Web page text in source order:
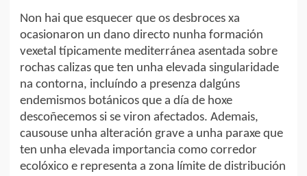
Non hai que esquecer que os desbroces xa
ocasionaron un dano directo nunha formación
vexetal típicamente mediterránea asentada sobre
rochas calizas que ten unha elevada singularidade
na contorna, incluíndo a presenza dalgúns
endemismos botánicos que a día de hoxe
descoñecemos si se viron afectados. Ademais,
causouse unha alteración grave a unha paraxe que
ten unha elevada importancia como corredor
ecolóxico e representa a zona límite de distribución